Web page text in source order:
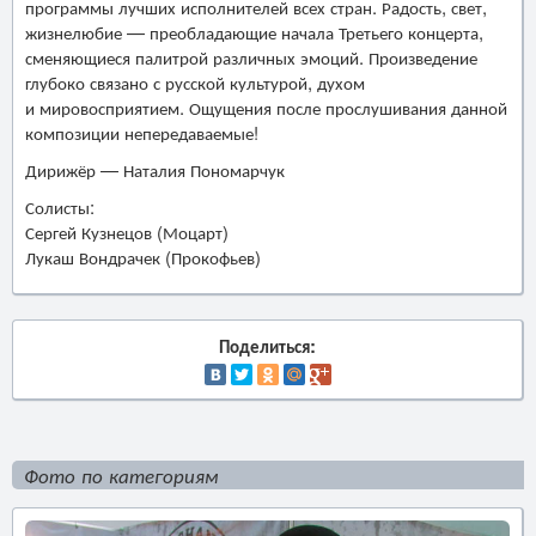
программы лучших исполнителей всех стран. Радость, свет,
жизнелюбие — преобладающие начала Третьего концерта,
сменяющиеся палитрой различных эмоций. Произведение
глубоко связано с русской культурой, духом
и мировосприятием. Ощущения после прослушивания данной
композиции непередаваемые!
Дирижёр — Наталия Пономарчук
Солисты:
Сергей Кузнецов (Моцарт)
Лукаш Вондрачек (Прокофьев)
Поделиться:
Фото по категориям